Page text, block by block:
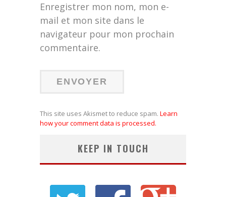
Enregistrer mon nom, mon e-
mail et mon site dans le
navigateur pour mon prochain
commentaire.
This site uses Akismet to reduce spam. Learn
how your comment data is processed.
KEEP IN TOUCH